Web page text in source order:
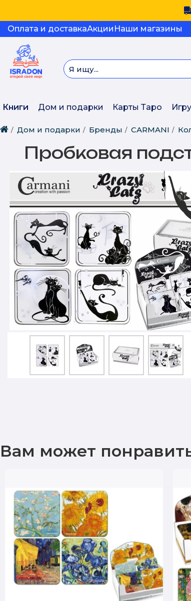
Оплата и доставкаАкции Наши магазины
Книги Дом и подарки Карты Таро
Дом и подарки Бренды CARMANI
Пробковая
Вам может